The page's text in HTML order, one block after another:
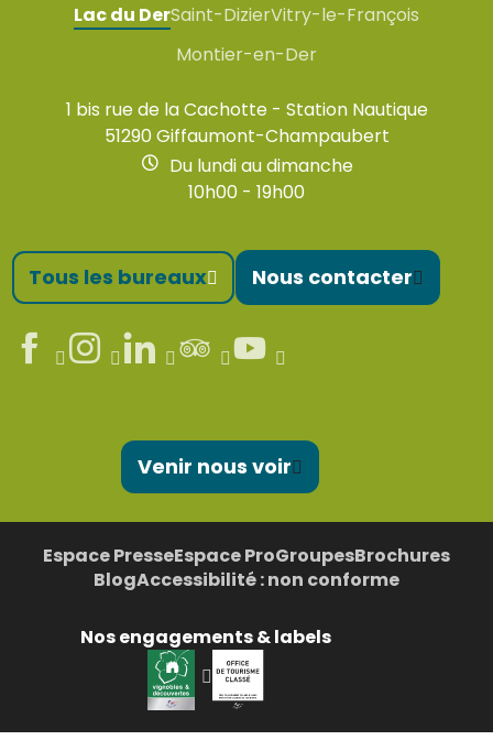
Lac du DerSaint-DizierVitry-le-François
Montier-en-Der
1 bis rue de la Cachotte - Station Nautique
51290 Giffaumont-Champaubert
Du lundi au dimanche
10h00 - 19h00
Tous les bureaux Nous contacter
Venir nous voir
Espace PresseEspace ProGroupesBrochures
BlogAccessibilité : non conforme
Nos engagements & labels